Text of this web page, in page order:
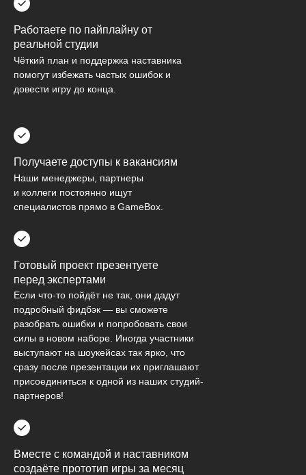
Работаете по пайплайну от
реальной студии
Чёткий план и поддержка наставника
помогут избежать частых ошибок и
довести игру до конца.
Получаете доступы к вакансиям
Наши менеджеры, партнеры
и коллеги постоянно ищут
специалистов прямо в GameBox.
Готовый проект презентуете
перед экспертами
Если что-то пойдёт не так, они дадут
подробный фидбэк — вы сможете
разобрать ошибки и попробовать свои
силы в новом наборе. Иногда участники
выступают на шоукейсах так ярко, что
сразу после презентации их приглашают
присоединиться к одной из наших студий-
партнеров!
Вместе с командой и наставником
создаёте прототип игры за месяц